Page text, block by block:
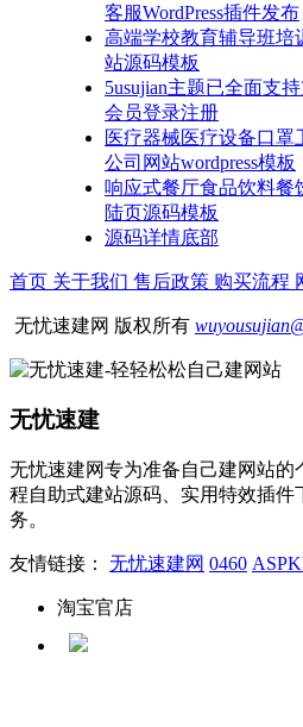
客服WordPress插件发布
高端学校教育辅导班培
站源码模板
5usujian主题已全面支
会员登录注册
医疗器械医疗设备口
公司网站wordpress模板
响应式餐厅食品饮料餐
陆页源码模板
源码详情底部
首页 关于我们 售后政策 购买流程
无忧速建网 版权所有
无忧速建
无忧速建网专为准备自己建网站的
程自助式建站源码、实用特效插件
务。
友情链接： 无忧速建网 0460
淘宝官店